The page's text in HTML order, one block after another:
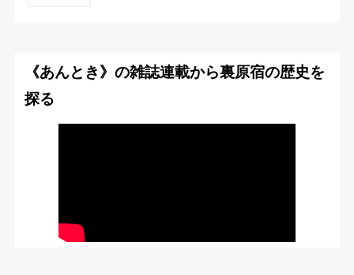
《あんとき》の雑誌連載から裏原宿の歴史を
探る